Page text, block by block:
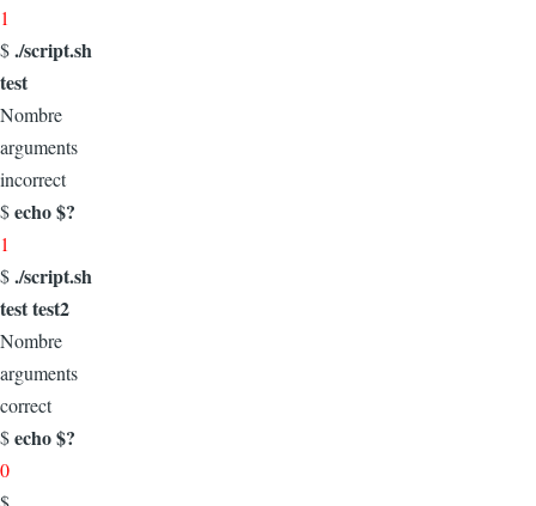
1
$./script.sh
test
Nombre
arguments
incorrect
$echo $?
1
$./script.sh
test test2
Nombre
arguments
correct
$echo $?
0